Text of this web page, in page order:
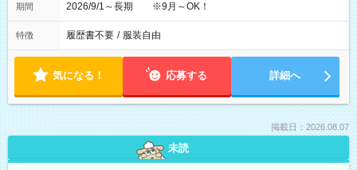
期間 2026/9/1～長期 ※9月～OK！
特徴 履歴書不要 / 服装自由
気になる！ 応募する 詳細へ
掲載日：2026.08.07
未読